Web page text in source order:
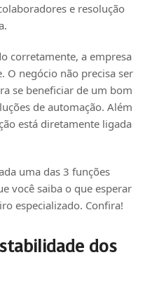
e resolução
corretamente, a empresa
negócio não precisa ser
se beneficiar de um bom
de automação. Além
está diretamente ligada
uma das 3 funções
você saiba o que esperar
especializado. Confira!
dos